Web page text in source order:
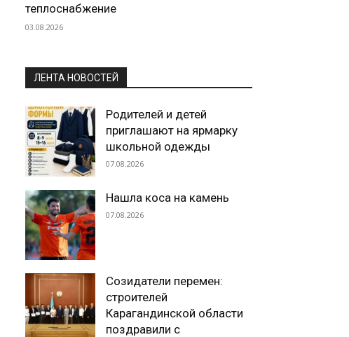
теплоснабжение
03.08.2026
ЛЕНТА НОВОСТЕЙ
Родителей и детей
приглашают на ярмарку
школьной одежды
07.08.2026
Нашла коса на камень
07.08.2026
Созидатели перемен:
строителей
Карагандинской области
поздравили с